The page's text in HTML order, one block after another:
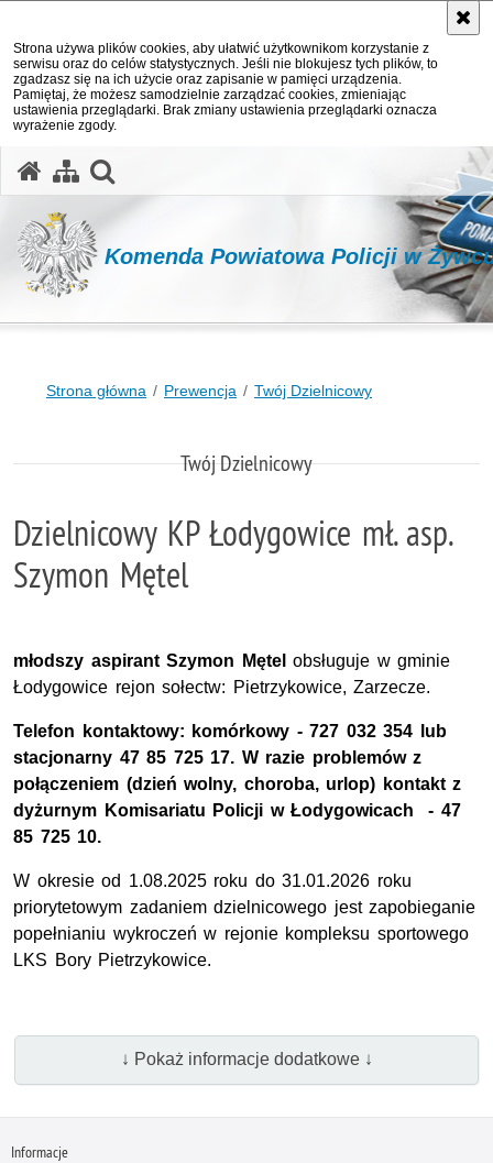
Strona używa plików cookies, aby ułatwić użytkownikom korzystanie z
serwisu oraz do celów statystycznych. Jeśli nie blokujesz tych plików, to
zgadzasz się na ich użycie oraz zapisanie w pamięci urządzenia.
Pamiętaj, że możesz samodzielnie zarządzać cookies, zmieniając
ustawienia przeglądarki. Brak zmiany ustawienia przeglądarki oznacza
wyrażenie zgody.
Komenda Powiatowa Policji w
Strona główna Prewencja Twój Dzielnicowy
Twój Dzielnicowy
Dzielnicowy KP Łodygowice mł. asp.
Szymon Mętel
młodszy aspirant Szymon Mętelobsługuje w gminie
Łodygowice rejon sołectw: Pietrzykowice, Zarzecze.
Telefon kontaktowy: komórkowy - 727 032 354 lub
stacjonarny 47 85 725 17. W razie problemów z
połączeniem (dzień wolny, choroba, urlop) kontakt z
dyżurnym Komisariatu Policji w Łodygowicach - 47
85 725 10.
W okresie od 1.08.2025 roku do 31.01.2026 roku
priorytetowym zadaniem dzielnicowego jest zapobieganie
popełnianiu wykroczeń w rejonie kompleksu sportowego
LKS Bory Pietrzykowice.
↓ Pokaż informacje dodatkowe ↓
Informacje